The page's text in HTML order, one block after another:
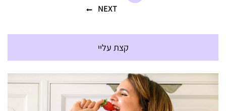
NEXT
קצת עליי